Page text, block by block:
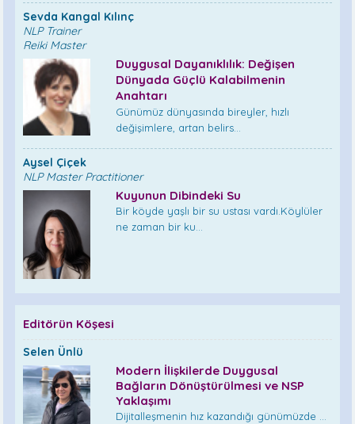
Sevda Kangal Kılınç
NLP Trainer
Reiki Master
Duygusal Dayanıklılık: Değişen
Dünyada Güçlü Kalabilmenin
Anahtarı
Günümüz dünyasında bireyler, hızlı
değişimlere, artan belirs...
Aysel Çiçek
NLP Master Practitioner
Kuyunun Dibindeki Su
Bir köyde yaşlı bir su ustası vardı.Köylüler
ne zaman bir ku...
Editörün Köşesi
Selen Ünlü
Modern İlişkilerde Duygusal
Bağların Dönüştürülmesi ve NSP
Yaklaşımı
Dijitalleşmenin hız kazandığı günümüzde ...